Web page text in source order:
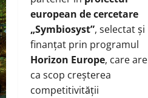
european de cercetare
„Symbiosyst”, selectat și
finanțat prin programul
Horizon Europe, care are
ca scop creșterea
competitivității